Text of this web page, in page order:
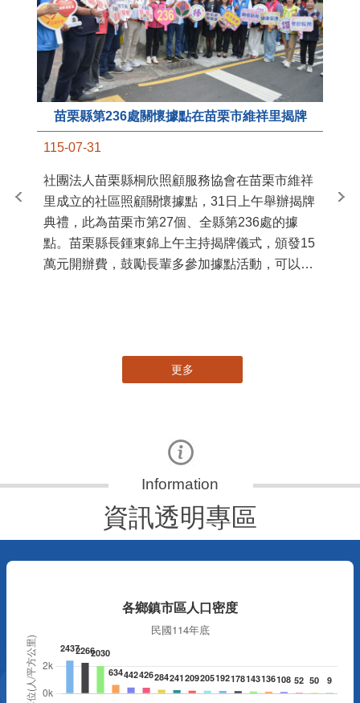
苗栗縣第236處關懷據點在苗栗市維祥里揭牌
115-07-31
社團法人苗栗縣桐欣照顧服務協會在苗栗市維祥
里成立的社區照顧關懷據點，31日上午舉辦揭牌
典禮，此為苗栗市第27個、全縣第236處的據
點。苗栗縣長鍾東錦上午主持揭牌儀式，頒發15
萬元開辦費，鼓勵長輩多參加據點活動，可以更
苗
更多
資訊透明專區